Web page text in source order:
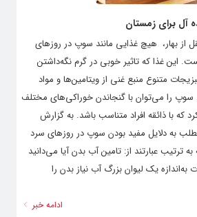
آل برای زمستان
از بهار، هیچ‌ غذایی مانند سوپ در روزهای
این غذا که تاثیر خوبی در گرم نگه‌داشتن
متنوع منبع غنی از ویتامین‌ها و مواد
را می‌توان با گنجاندن خوراکی‌های مختلف
که با ذائقه افراد متناسب باشد. به گزارش
به دلایل مفید بودن سوپ در روزهای سرد
ترتیب عبارتند از: تامین آب بدن آیا می‌دانید
یک لیوان بزرگ آب نیاز بدن را
ادامه خبر